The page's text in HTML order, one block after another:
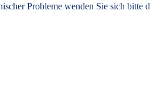
Probleme wenden Sie sich